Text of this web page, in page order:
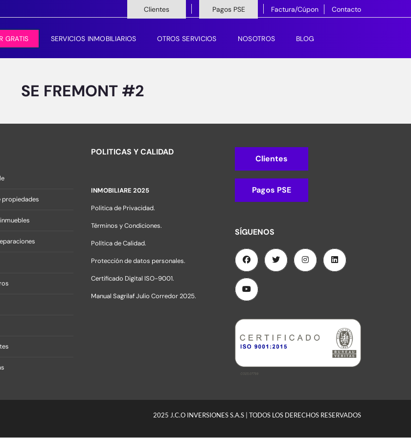
Clientes Pagos PSE Factura/Cúpon Contacto
GRATIS SERVICIOS INMOBILIARIOS OTROS SERVICIOS NOSOTROS BLOG
SE FREMONT #2
POLITICAS Y CALIDAD
INMOBILIARE 2025
Politica de Privacidad.
Términos y Condiciones.
Política de Calidad.
Protección de datos personales.
Certificado Digital ISO-9001.
Manual Sagrilaf Julio Corredor 2025.
Clientes
Pagos PSE
SÍGUENOS
2025 J.C.O INVERSIONES S.A.S | TODOS LOS DERECHOS RESERVADOS